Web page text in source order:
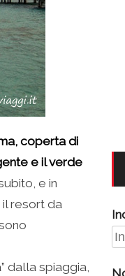
coperta di
e il verde
e in
resort da
dalla spiaggia,